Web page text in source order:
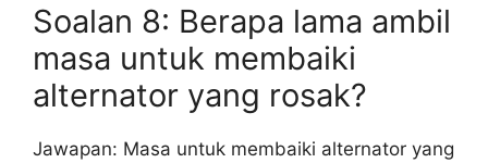
Soalan 8: Berapa lama ambil
masa untuk membaiki
alternator yang rosak?
Jawapan: Masa untuk membaiki alternator yang